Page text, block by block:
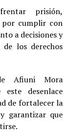
prisión,
por cumplir con
a decisiones y
los derechos
Afiuni Mora
desenlace
de fortalecer la
garantizar que